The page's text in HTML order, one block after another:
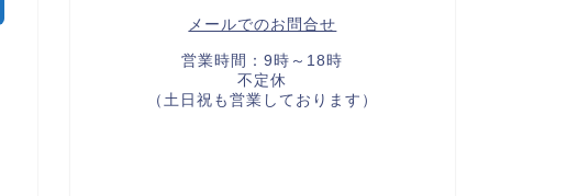
メールでのお問合せ
営業時間：9時～18時
不定休
（土日祝も営業しております）